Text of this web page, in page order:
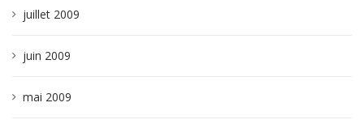
juillet 2009
juin 2009
mai 2009